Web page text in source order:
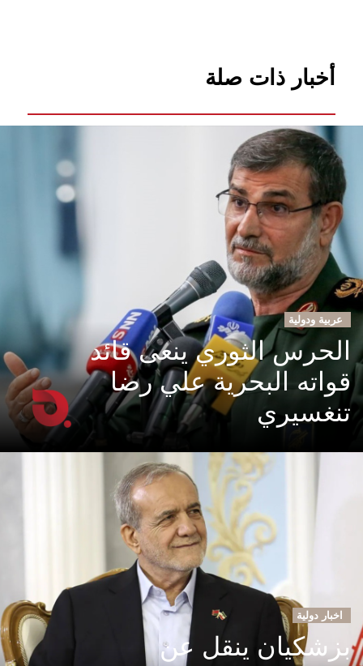
أخبار ذات صلة
عربية ودولية
الحرس الثوري ينعى قائد
قواته البحرية علي رضا
تنغسيري
اخبار دولية
بزشكيان ينقل عن